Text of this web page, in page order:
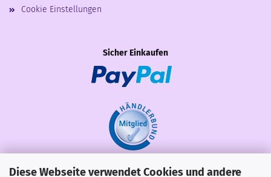
Diese Webseite verwendet Cookies und andere
Cookie Einstellungen
Sicher Einkaufen
Share